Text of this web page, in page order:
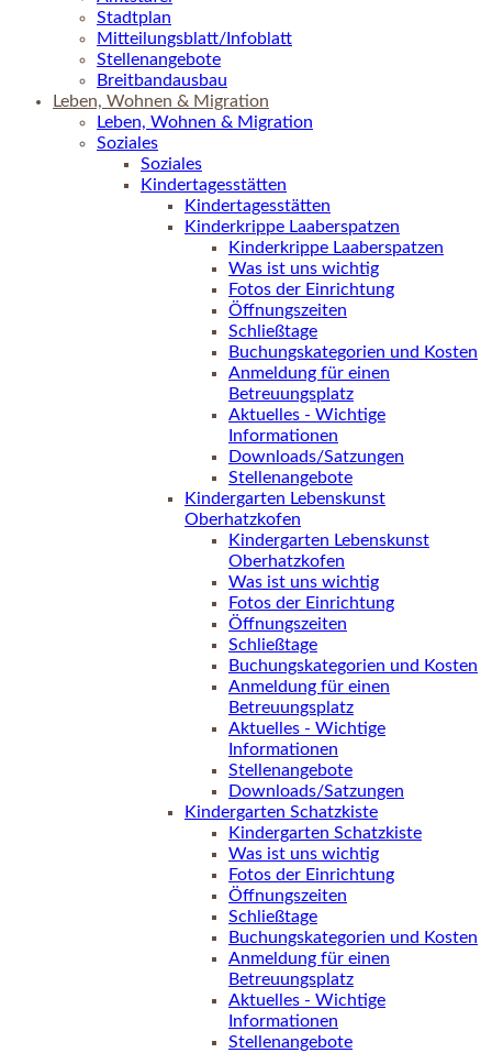
Stadtplan
Mitteilungsblatt/Infoblatt
Stellenangebote
Breitbandausbau
Leben, Wohnen & Migration
Leben, Wohnen & Migration
Soziales
Soziales
Kindertagesstätten
Kindertagesstätten
Kinderkrippe Laaberspatzen
Kinderkrippe Laaberspatzen
Was ist uns wichtig
Fotos der Einrichtung
Öffnungszeiten
Schließtage
Buchungskategorien und Kosten
Anmeldung für einen
Betreuungsplatz
Aktuelles - Wichtige
Informationen
Downloads/Satzungen
Stellenangebote
Kindergarten Lebenskunst
Oberhatzkofen
Kindergarten Lebenskunst
Oberhatzkofen
Was ist uns wichtig
Fotos der Einrichtung
Öffnungszeiten
Schließtage
Buchungskategorien und Kosten
Anmeldung für einen
Betreuungsplatz
Aktuelles - Wichtige
Informationen
Stellenangebote
Downloads/Satzungen
Kindergarten Schatzkiste
Kindergarten Schatzkiste
Was ist uns wichtig
Fotos der Einrichtung
Öffnungszeiten
Schließtage
Buchungskategorien und Kosten
Anmeldung für einen
Betreuungsplatz
Aktuelles - Wichtige
Informationen
Stellenangebote